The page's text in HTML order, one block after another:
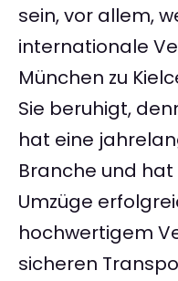
sein, vor allem,
internationale
München zu
Sie beruhigt,
hat eine
Branche und
Umzüge
hochwertigem
sicheren